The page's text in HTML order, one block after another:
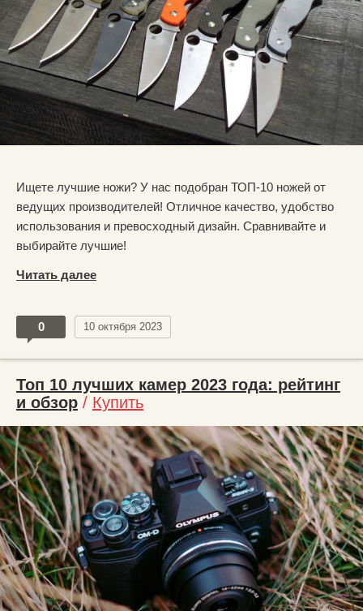
Ищете лучшие ножи? У нас подобран ТОП-10 ножей от
ведущих производителей! Отличное качество, удобство
использования и превосходный дизайн. Сравнивайте и
выбирайте лучшие!
Читать далее
0 10 октября 2023
Топ 10 лучших камер 2023 года: рейтинг
и обзор / Купить